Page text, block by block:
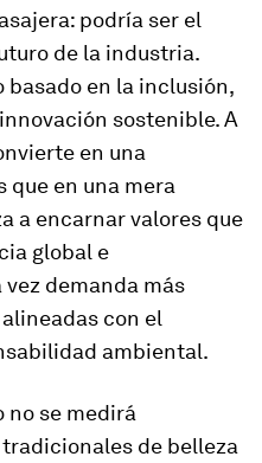
podría ser el
de la industria.
basado en la inclusión,
sostenible. A
en una
que en una mera
a encarnar valores que
global e
demanda más
con el
ambiental.
no se medirá
de belleza